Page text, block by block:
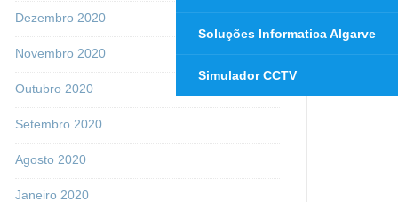
Dezembro 2020
Novembro 2020
Outubro 2020
Setembro 2020
Agosto 2020
Janeiro 2020
Soluções Informatica Algarve
Simulador CCTV